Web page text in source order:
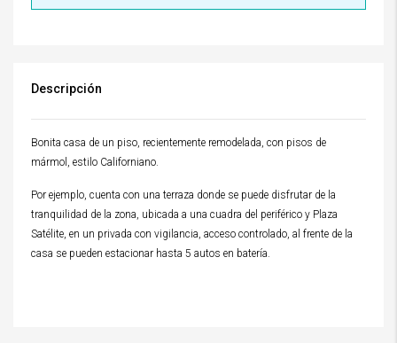
Descripción
Bonita casa de un piso, recientemente remodelada, con pisos de
mármol, estilo Californiano.
Por ejemplo, cuenta con una terraza donde se puede disfrutar de la
tranquilidad de la zona, ubicada a una cuadra del periférico y Plaza
Satélite, en un privada con vigilancia, acceso controlado, al frente de la
casa se pueden estacionar hasta 5 autos en batería.